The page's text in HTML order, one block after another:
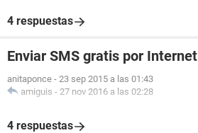
4 respuestas
Enviar SMS gratis por Internet
anitaponce - 23 sep 2015 a las 01:43
amiguis - 27 nov 2016 a las 02:28
4 respuestas